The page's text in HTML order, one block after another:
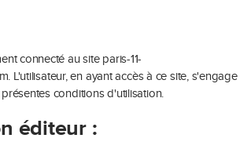
connecté au site paris-11-
L'utilisateur, en ayant accès à ce site, s'engage
conditions d'utilisation.
éditeur :